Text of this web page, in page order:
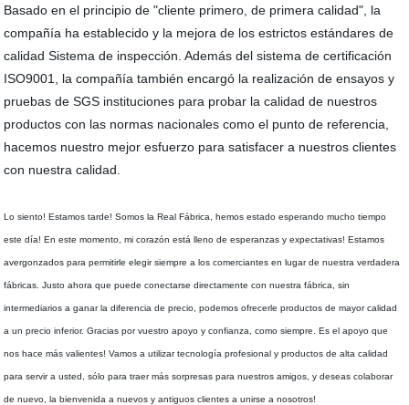
Basado en el principio de "cliente primero, de primera calidad", la
compañía ha establecido y la mejora de los estrictos estándares de
calidad Sistema de inspección. Además del sistema de certificación
ISO9001, la compañía también encargó la realización de ensayos y
pruebas de SGS instituciones para probar la calidad de nuestros
productos con las normas nacionales como el punto de referencia,
hacemos nuestro mejor esfuerzo para satisfacer a nuestros clientes
con nuestra calidad.
Lo siento! Estamos tarde! Somos la Real Fábrica, hemos estado esperando mucho tiempo
este día! En este momento, mi corazón está lleno de esperanzas y expectativas! Estamos
avergonzados para permitirle elegir siempre a los comerciantes en lugar de nuestra verdadera
fábricas. Justo ahora que puede conectarse directamente con nuestra fábrica, sin
intermediarios a ganar la diferencia de precio, podemos ofrecerle productos de mayor calidad
a un precio inferior. Gracias por vuestro apoyo y confianza, como siempre. Es el apoyo que
nos hace más valientes! Vamos a utilizar tecnología profesional y productos de alta calidad
para servir a usted, sólo para traer más sorpresas para nuestros amigos, y deseas colaborar
de nuevo, la bienvenida a nuevos y antiguos clientes a unirse a nosotros!